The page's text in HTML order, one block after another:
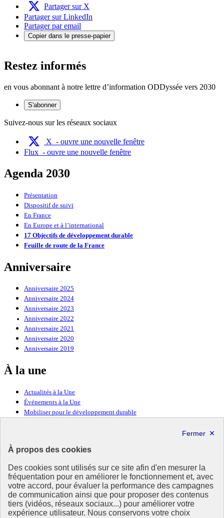
À propos des cookies
Des cookies sont utilisés sur ce site afin d'en mesurer la
fréquentation pour en améliorer le fonctionnement et, avec
votre accord, pour évaluer la performance des campagnes
de communication ainsi que pour proposer des contenus
tiers (vidéos, réseaux sociaux...) pour améliorer votre
expérience utilisateur. Nous conservons votre choix
Partager sur X
Partager sur LinkedIn
Partager par email
Copier dans le presse-papier
Restez informés
en vous abonnant à notre lettre d’information ODDyssée vers 2030
S'abonner
Suivez-nous sur les réseaux sociaux
X - ouvre une nouvelle fenêtre
Flux - ouvre une nouvelle fenêtre
Agenda 2030
Présentation
Dispositif de suivi
En France
En Europe et à l’international
17 Objectifs de développement durable
Feuille de route de la France
Anniversaire
Anniversaire 2025
Anniversaire 2024
Anniversaire 2023
Anniversaire 2022
Anniversaire 2021
Anniversaire 2020
Anniversaire 2019
À la une
Actualités à la Une
Événements à la Une
Mobiliser pour le développement durable
Ressources
Ressources
La Méth’ODD
Gouvernement